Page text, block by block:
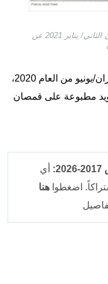
صورة ملتقطة من الشاشة بتاريخ 7 كانون الثاني/ يناير 2021 عن
النسخة الأصليّة منها في حزيران/يونيو من العام 2020،
مطبوعة على قمصان
أي
اضغطواهنا